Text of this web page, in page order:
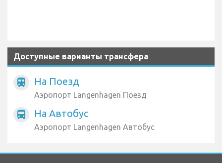
Доступные варианты трансфера
train На Поезд
Аэропорт Langenhagen Поезд
directions_bus На Автобус
Аэропорт Langenhagen Автобус